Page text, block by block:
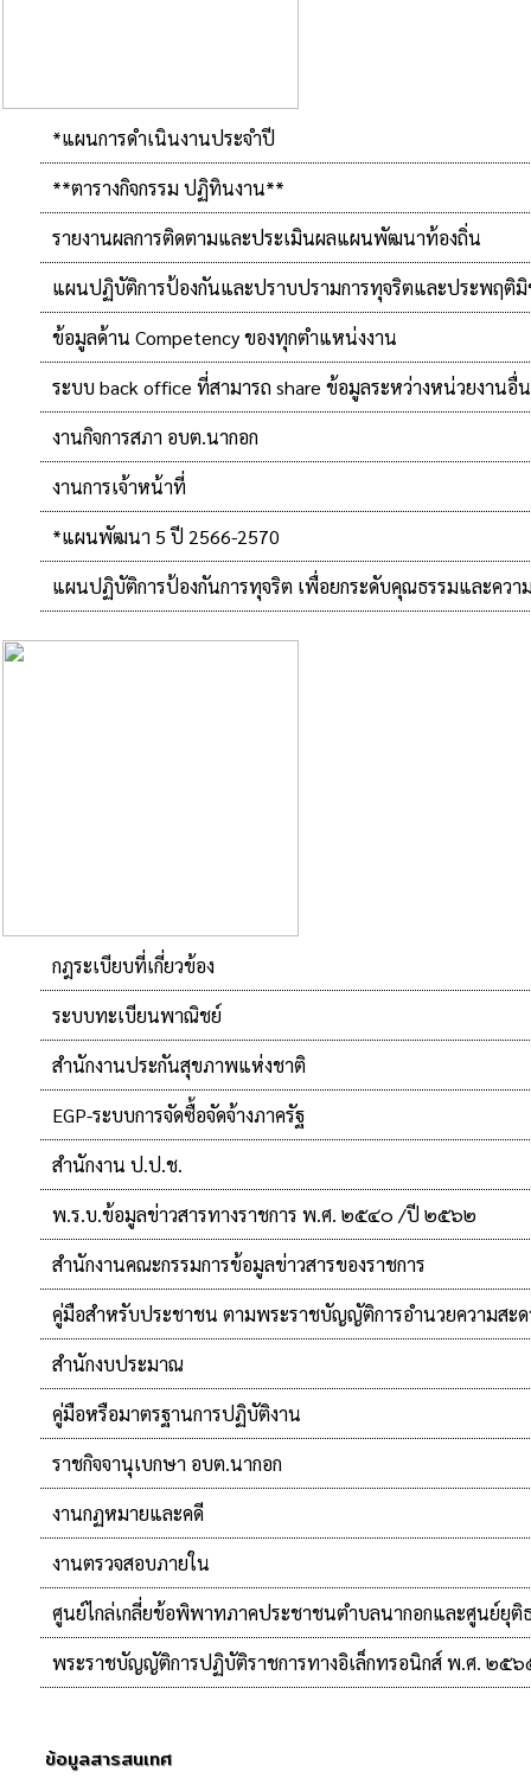
*แผนการดำเนินงานประจำปี
**ตารางกิจกรรม ปฏิทินงาน**
รายงานผลการติดตามและประเมินผลแผนพัฒนาท้องถิ่น
แผนปฏิบัติการป้องกันและปราบปรามการทุจริตและประพฤติ
ข้อมูลด้าน Competency ของทุกตำแหน่งงาน
ระบบ back office ที่สามารถ share ข้อมูลระหว่างหน่วยงานอื่
งานกิจการสภา อบต.นากอก
งานการเจ้าหน้าที่
*แผนพัฒนา 5 ปี 2566-2570
แผนปฏิบัติการป้องกันการทุจริต เพื่อยกระดับคุณธรรมและควา
กฎระเบียบที่เกี่ยวข้อง
ระบบทะเบียนพาณิชย์
สำนักงานประกันสุขภาพแห่งชาติ
EGP-ระบบการจัดซื้อจัดจ้างภาครัฐ
สำนักงาน ป.ป.ช.
พ.ร.บ.ข้อมูลข่าวสารทางราชการ พ.ศ. ๒๕๔๐ /ปี ๒๕๖๒
สำนักงานคณะกรรมการข้อมูลข่าวสารของราชการ
คู่มือสำหรับประชาชน ตามพระราชบัญญัติการอำนวยความสะด
สำนักงบประมาณ
คู่มือหรือมาตรฐานการปฏิบัติงาน
ราชกิจจานุเบกษา อบต.นากอก
งานกฏหมายและคดี
งานตรวจสอบภายใน
ศูนย์ไกล่เกลี่ยข้อพิพาทภาคประชาชนตำบลนากอกและศูนย์ยุ
พระราชบัญญัติการปฏิบัติราชการทางอิเล็กทรอนิกส์ พ.ศ. ๒๕
ข้อมูลสารสนเทศ